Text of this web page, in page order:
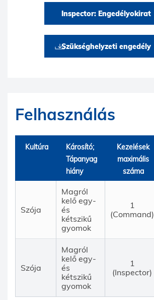
Inspector: Engedélyokirat
Szükséghelyzeti engedély
Felhasználás
Kultúra
Károsító;
Tápanyag
hiány
Kezelések
maximális
száma
Szója
Magról
kelő egy-
és
kétszikű
gyomok
1
(Command)
Szója
Magról
kelő egy-
és
kétszikű
gyomok
1
(Inspector)